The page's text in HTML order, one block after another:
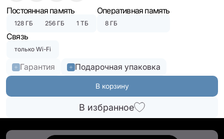
Постоянная память
128 ГБ 256 ГБ 1 ТБ
Оперативная память
8 ГБ
Связь
только Wi-Fi
Гарантия Подарочная упаковка
В корзину
В избранное